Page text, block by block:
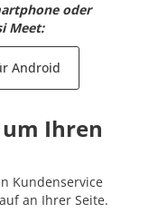
oder
Meet:
Android
Ihren
Kundenservice
an Ihrer Seite.